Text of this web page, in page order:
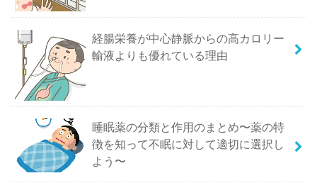
経腸栄養が中心静脈からの高カロリー
輸液よりも優れている理由
睡眠薬の分類と作用のまとめ〜薬の特
徴を知って不眠に対して適切に選択し
よう〜